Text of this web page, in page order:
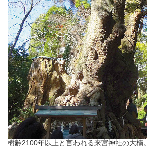
樹齢2100年以上と言われる来宮神社の大楠。